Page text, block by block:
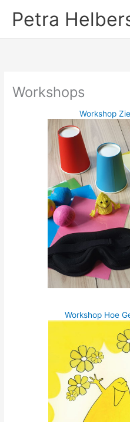
naar
inhoud
Petra
Workshops
Workshop
Workshop Hoe